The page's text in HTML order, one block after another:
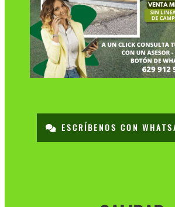
ESCRÍBENOS CON